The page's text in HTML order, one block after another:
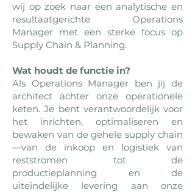
wij op zoek naar een analytische en
resultaatgerichte Operations
Manager met een sterke focus op
Supply Chain & Planning.
Wat houdt de functie in?
Als Operations Manager ben jij de
architect achter onze operationele
keten. Je bent verantwoordelijk voor
het inrichten, optimaliseren en
bewaken van de gehele supply chain
—van de inkoop en logistiek van
reststromen tot de
productieplanning en de
uiteindelijke levering aan onze